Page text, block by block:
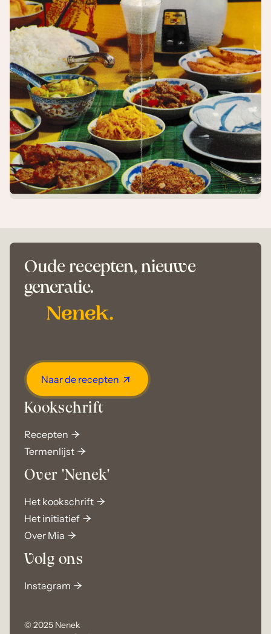
Oude recepten, nieuwe
generatie.
Naar de recepten
Kookschrift
Recepten
Termenlijst
Over 'Nenek'
Het kookschrift
Het initiatief
Over Mia
Volg ons
Instagram
© 2025 Nenek